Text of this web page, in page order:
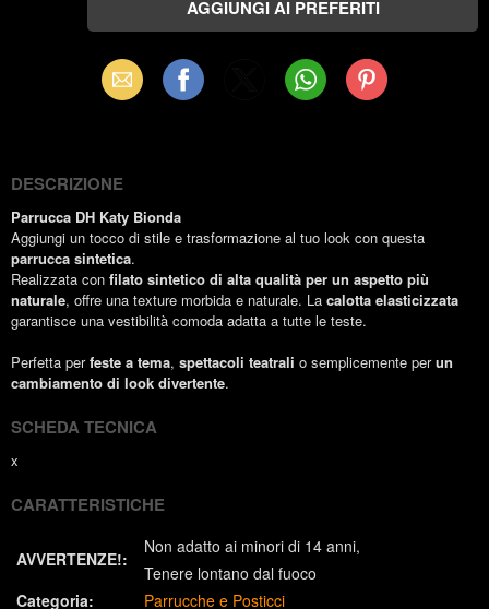
Email Facebook WhatsAppPinterest
DESCRIZIONE
Parrucca DH Katy Bionda
Aggiungi un tocco di stile e trasformazione al tuo look con questa
parrucca sintetica.
Realizzata con filato sintetico di alta qualità per un aspetto più
naturale, offre una texture morbida e naturale. La calotta elasticizzata
garantisce una vestibilità comoda adatta a tutte le teste.
Perfetta perfeste a tema, spettacoli teatrali o semplicemente perun
cambiamento di look divertente.
SCHEDA TECNICA
x
CARATTERISTICHE
AVVERTENZE!:
Non adatto ai minori di 14 anni
Tenere lontano dal fuoco
Categoria:
Parrucche e Posticci